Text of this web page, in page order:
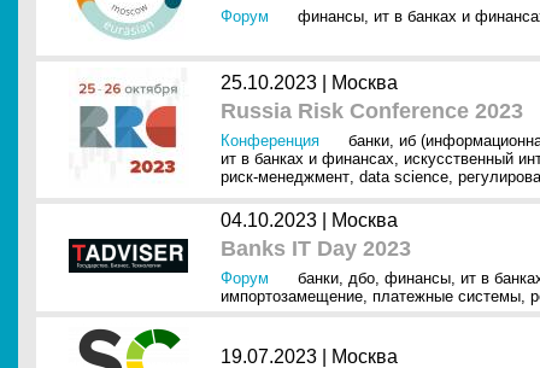
Форум финансы, ит в банках и
25.10.2023 | Москва
Russia Risk Conference 2023
Конференция банки, иб
ит в банках и финансах, искусственный
риск-менеджмент, data science,
04.10.2023 | Москва
Banks IT Day 2023
Форум банки, дбо, финансы, ит в
импортозамещение, платежные системы,
19.07.2023 | Москва